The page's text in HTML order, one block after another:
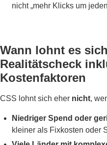
nicht „mehr Klicks um
Wann lohnt es
Realitätscheck
Kostenfaktoren
CSS lohnt sich eher nicht,
Niedriger Spend oder
kleiner als Fixkosten oder